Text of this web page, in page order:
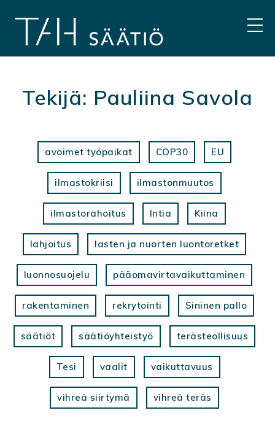
sisältöön
Tekijä: Pauliina Savola
avoimet työpaikat COP30 EU
ilmastokriisi ilmastonmuutos
ilmastorahoitus Intia Kiina
lahjoitus lasten ja nuorten luontoretket
luonnosuojelu pääomavirtavaikuttaminen
rakentaminen rekrytointi Sininen pallo
säätiöt säätiöyhteistyö terästeollisuus
Tesi vaalit vaikuttavuus
vihreä siirtymä vihreä teräs